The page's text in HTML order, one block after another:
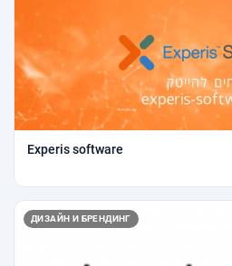
Experis software
ДИЗАЙН И БРЕНДИНГ